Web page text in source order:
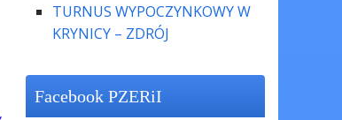
TURNUS WYPOCZYNKOWY W
KRYNICY – ZDRÓJ
Facebook PZERiI